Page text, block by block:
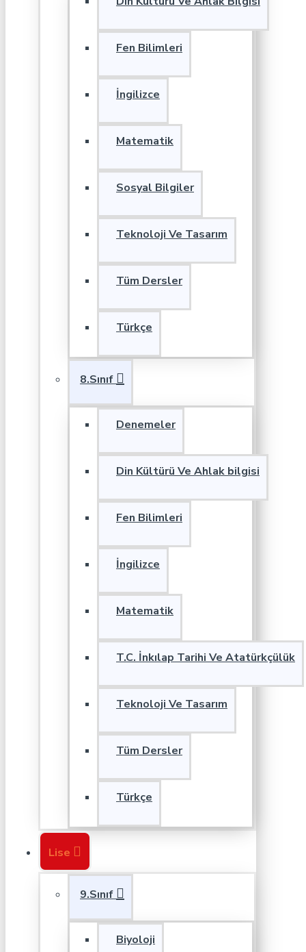
Fen Bilimleri
İngilizce
Matematik
Sosyal Bilgiler
Teknoloji Ve Tasarım
Tüm Dersler
Türkçe
8.Sınıf
Denemeler
Din Kültürü Ve Ahlak bilgisi
Fen Bilimleri
İngilizce
Matematik
T.C. İnkılap Tarihi Ve Atatürkçülük
Teknoloji Ve Tasarım
Tüm Dersler
Türkçe
Lise
9.Sınıf
Biyoloji